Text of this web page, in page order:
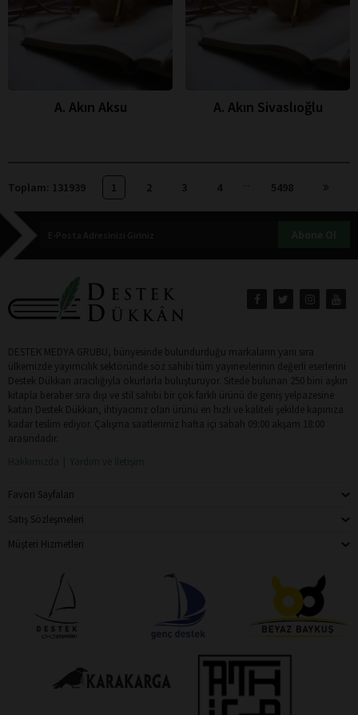
A. Akın Aksu A. Akın Sivaslıoğlu
Toplam: 131939 1 2 3 4 5498
DESTEK MEDYA GRUBU, bünyesinde bulundurduğu markaların yanı sıra
ülkemizde yayımcılık sektöründe söz sahibi tüm yayınevlerinin değerli eserlerini
Destek Dükkan aracılığıyla okurlarla buluşturuyor. Sitede bulunan 250 bini aşkın
kitapla beraber sıra dışı ve stil sahibi bir çok farklı ürünü de geniş yelpazesine
katan Destek Dükkan, ihtiyacınız olan ürünü en hızlı ve kaliteli şekilde kapınıza
kadar teslim ediyor. Çalışma saatlerimiz hafta içi sabah 09:00 akşam 18:00
arasındadır.
Favori Sayfaları
Satış Sözleşmeleri
Müşteri Hizmetleri